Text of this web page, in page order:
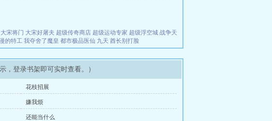
大宋将门 大宋好屠夫 超级传奇商店 超级运动专家 超级浮空城 战争天
的特工 我夺舍了魔皇 都市极品医仙 九天 酋长别打脸
，登录书架即可实时查看。）
花枝招展
嫌我烦
还能当什么